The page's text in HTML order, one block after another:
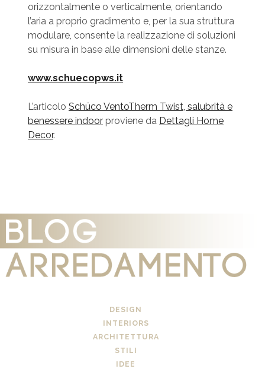
orizzontalmente o verticalmente, orientando
l’aria a proprio gradimento e, per la sua struttura
modulare, consente la realizzazione di soluzioni
su misura in base alle dimensioni delle stanze.
www.schuecopws.it
L’articolo Schüco VentoTherm Twist, salubrità e
benessere indoorproviene da Dettagli Home
Decor.
DESIGN
INTERIORS
ARCHITETTURA
STILI
IDEE